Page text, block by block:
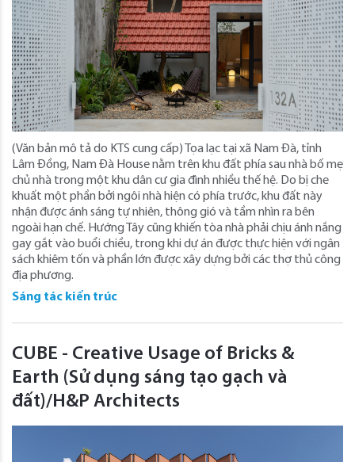
(Văn bản mô tả do KTS cung cấp) Tọa lạc tại xã Nam Đà, tỉnh
Lâm Đồng, Nam Đà House nằm trên khu đất phía sau nhà bố mẹ
chủ nhà trong một khu dân cư gia đình nhiều thế hệ. Do bị che
khuất một phần bởi ngôi nhà hiện có phía trước, khu đất này
nhận được ánh sáng tự nhiên, thông gió và tầm nhìn ra bên
ngoài hạn chế. Hướng Tây cũng khiến tòa nhà phải chịu ánh nắng
gay gắt vào buổi chiều, trong khi dự án được thực hiện với ngân
sách khiêm tốn và phần lớn được xây dựng bởi các thợ thủ công
địa phương.
Sáng tác kiến trúc
CUBE - Creative Usage of Bricks &
Earth (Sử dụng sáng tạo gạch và
đất)/H&P Architects